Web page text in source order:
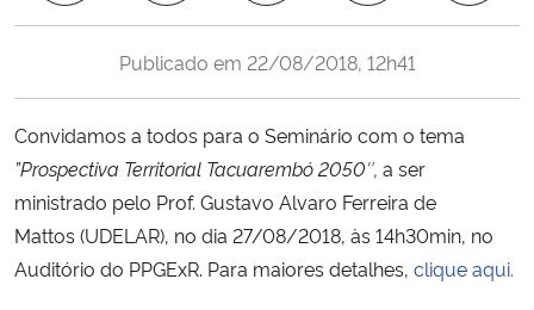
Ministério de Minas e Energia
Ministério da Ciência, Tecnologia, Inovações e Comunicações
Ministério do Meio Ambiente
Publicado em 22/08/2018, 12h41
Convidamos a todos para o Seminário com o tema
”Prospectiva Territorial Tacuarembó 2050″, a ser
ministrado pelo Prof. Gustavo Alvaro Ferreira de
Mattos (UDELAR), no dia 27/08/2018, às 14h30min, no
Auditório do PPGExR. Para maiores detalhes, clique aqui.